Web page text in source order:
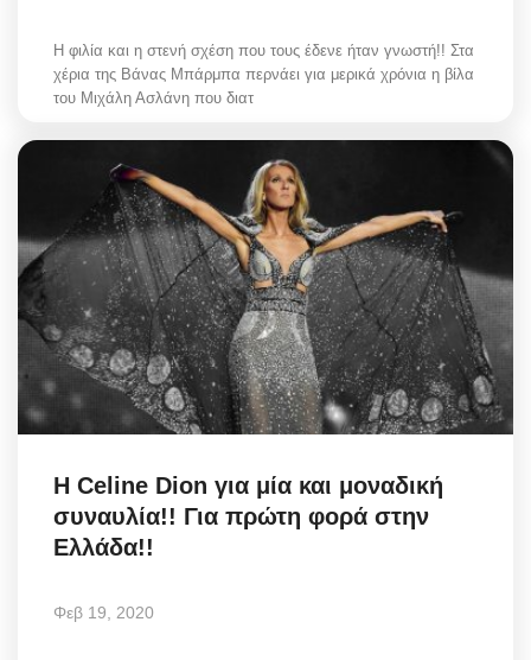
Η φιλία και η στενή σχέση που τους έδενε ήταν γνωστή!! Στα
χέρια της Βάνας Μπάρμπα περνάει για μερικά χρόνια η βίλα
του Μιχάλη Ασλάνη που διατ
Η Celine Diοn για μία και μοναδική
συναυλία!! Για πρώτη φορά στην
Ελλάδα!!
Φεβ 19, 2020